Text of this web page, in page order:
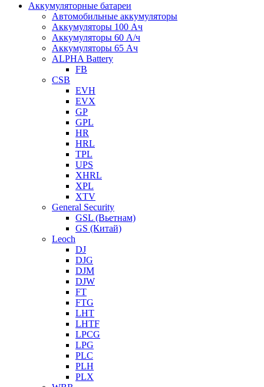
Аккумуляторные батареи
Автомобильные аккумуляторы
Аккумуляторы 100 Ач
Аккумуляторы 60 А/ч
Аккумуляторы 65 Ач
ALPHA Battery
FB
CSB
EVH
EVX
GP
GPL
HR
HRL
TPL
UPS
XHRL
XPL
XTV
General Security
GSL (Вьетнам)
GS (Китай)
Leoch
DJ
DJG
DJM
DJW
FT
FTG
LHT
LHTF
LPCG
LPG
PLC
PLH
PLX